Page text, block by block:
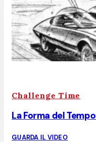
Challenge Time
La Forma del
GUARDA IL VIDEO